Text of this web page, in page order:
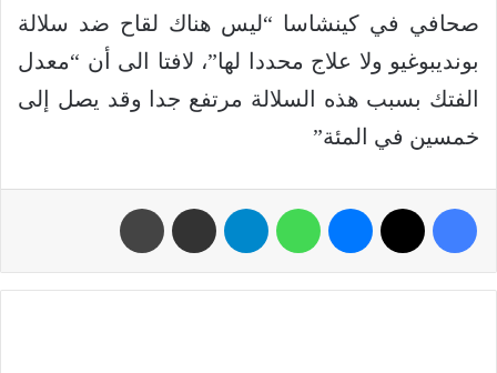
صحافي في كينشاسا “ليس هناك لقاح ضد سلالة
بونديبوغيو ولا علاج محددا لها”، لافتا الى أن “معدل
الفتك بسبب هذه السلالة مرتفع جدا وقد يصل إلى
خمسين في المئة”